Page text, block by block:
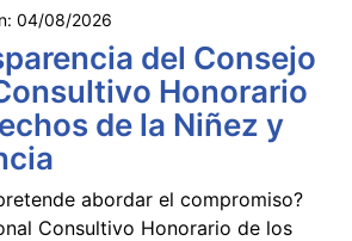
04/08/2026
del Consejo
Honorario
de la Niñez y
abordar el compromiso?
Consultivo Honorario de los